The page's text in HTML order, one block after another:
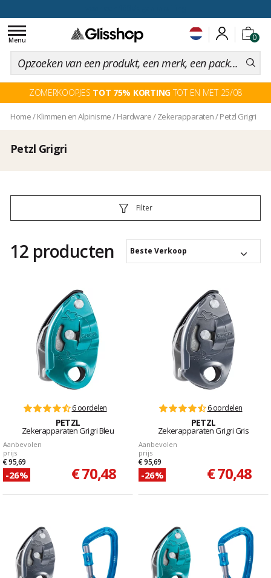
0
Toggle
navigation
Menu
ZOMERKOOPJES TOT 75% KORTINGTOT EN MET 25/08
Home/ Klimmen en Alpinisme/Hardware/Zekerapparaten/Petzl Grigri
Petzl Grigri
Filter
12 producten Beste Verkoop
6 oordelen
PETZL
Zekerapparaten Grigri Bleu
Aanbevolen
prijs
€ 95,69
-26% € 70,48
6 oordelen
PETZL
Zekerapparaten Grigri Gris
Aanbevolen
prijs
€ 95,69
-26% € 70,48